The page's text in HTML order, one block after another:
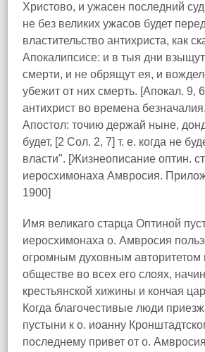
Христово, и ужасен последний
не без великих ужасов будет
властительство антихриста, как
Апокалипсисе: и в тыя дни
смерти, и не обрящут ея, и
убежит от них смерть. [Апокал. 9,
антихрист во времена
Апостол: точию держай ныне,
будет, [2 Сол. 2, 7] т. е. когда не
власти". [Жизнеописание оптин.
иеросхимонаха Амвросия.
1900]
Имя великаго старца Оптиной
иеросхимонаха о. Амвросия
огромным духовным авторитетом
обществе во всех его слоях,
крестьянской хижины и кончая
Когда благочестивые люди
пустыни к о. иоанну
последнему привет от о.